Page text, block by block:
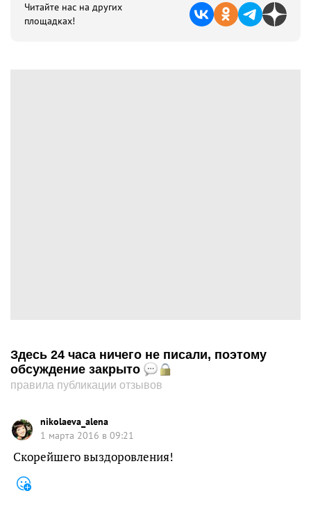
Читайте нас на других
площадках!
Здесь 24 часа ничего не писали, поэтому
обсуждение закрыто
правила публикации отзывов
nikolaeva_alena
1 марта 2016 в 09:21
Скорейшего выздоровления!